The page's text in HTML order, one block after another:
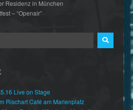
Residenz in München
– “Openair”
Live on Stage
Rischart Café am Marienplatz